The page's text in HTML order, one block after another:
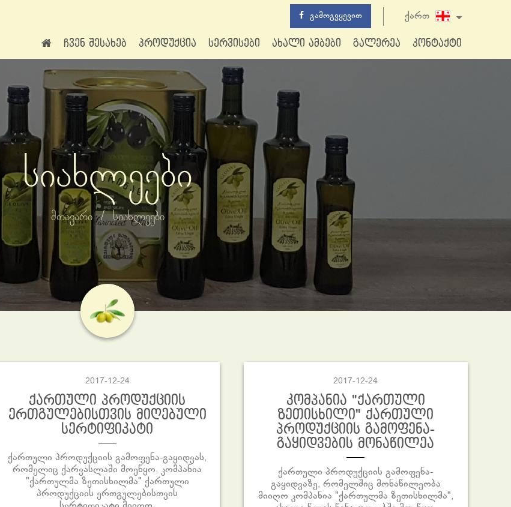
გამოგვყევით ქართ
ჩვენ შესახებ პროდუქცია სერვისები ახალი ამბები გალერეა კონტაქტი
სიახლეები
მთავარი / სიახლეები
2017-12-24
ქართული პროდუქციის
ერთგულებისთვის მიღებული
სერტიფიკატი
ქართული პროდუქციის გამოფენა-გაყიდვას,
რომელიც ქარვასლაში მოეწყო, კომპანია
"ქართულმა ზეთისხილმა" ქართული
პროდუქციის ერთგულებისთვის
2017-12-24
კომპანია "ქართული
ზეთისხილი" ქართული
პროდუქციის გამოფენა-
გაყიდვების მონაწილეა
ქართული პროდუქციის გამოფენა-
გაყიდვაზე, რომელშიც მონაწილეობა
მიიღო კომპანია "ქართულმა ზეთისხილმა",